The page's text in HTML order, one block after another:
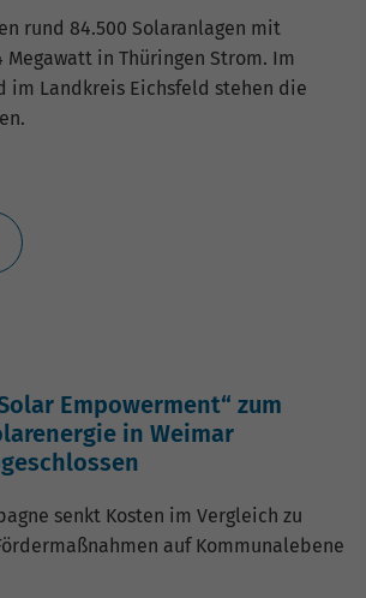
rund 84.500 Solaranlagen mit
Megawatt in Thüringen Strom. Im
im Landkreis Eichsfeld stehen die
Empowerment“ zum
in Weimar
senkt Kosten im Vergleich zu
auf Kommunalebene